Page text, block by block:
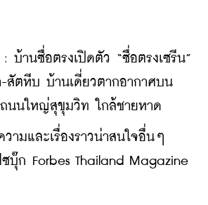
: บ้านซื่อตรงเปิดตัว “ซื่อตรงเซรีน”
-สัตหีบ บ้านเดี่ยวตากอากาศบน
นนใหญ่สุขุมวิท ใกล้ชายหาด
และเรื่องราวน่าสนใจอื่นๆ
ซบุ๊ก Forbes Thailand Magazine